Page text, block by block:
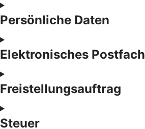
Persönliche Daten
Elektronisches Postfach
Freistellungsauftrag
Steuer